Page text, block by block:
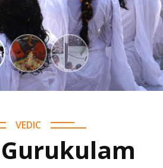
VEDIC